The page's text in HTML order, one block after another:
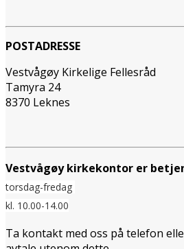
POSTADRESSE
Vestvågøy Kirkelige Fellesråd
Tamyra 24
8370 Leknes
Vestvågøy kirkekontor er
torsdag-fredag
kl. 10.00-14.00
Ta kontakt med oss på telefon